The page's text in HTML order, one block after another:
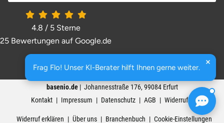
Frag Flo! Unser KI-Berater hilft Ihnen gerne weiter.
4.8 / 5Sterne
25 Bewertungen auf Google.de
basenio.de| Johannesstraße 176, 99084 Erfurt
Kontakt
Impressum Datenschutz AGB Widerrufsrecht
Widerruf erklären Über uns Branchenbuch Cookie-Einstellungen